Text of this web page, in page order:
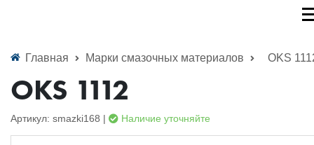
Главная Марки смазочных материалов OKS
OKS 1112
Артикул: smazki168 | Наличие уточняйте